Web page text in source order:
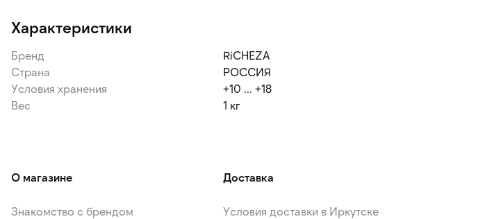
Характеристики
Бренд
RiCHEZA
Страна
РОССИЯ
Условия хранения
+10 ... +18
Вес
1 кг
О магазине
Знакомство с брендом
Доставка
Условия доставки в Иркутске